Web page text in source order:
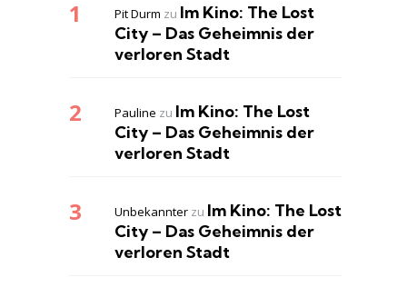
Pit Durm zu Im Kino: The Lost
City – Das Geheimnis der
verloren Stadt
Pauline zu Im Kino: The Lost
City – Das Geheimnis der
verloren Stadt
Unbekannter zu Im Kino: The Lost
City – Das Geheimnis der
verloren Stadt